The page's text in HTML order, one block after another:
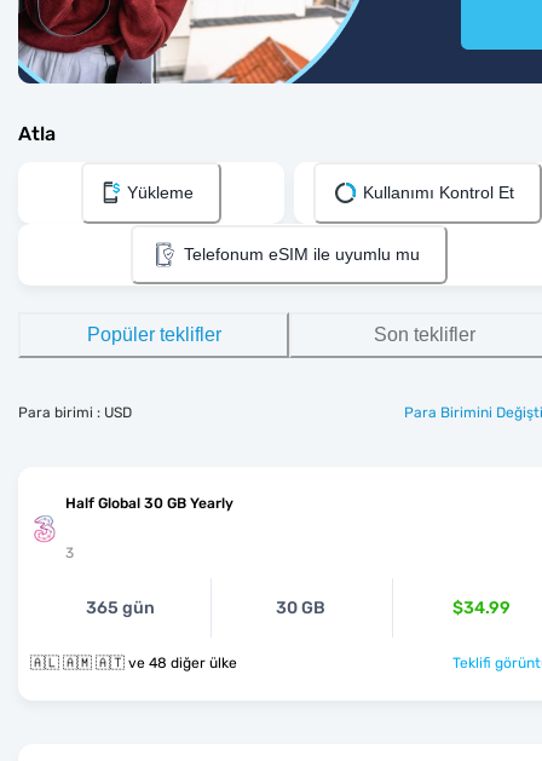
Atla
Yükleme Kullanımı Kontrol Et
Telefonum eSIM ile uyumlu mu
Popüler teklifler Son teklifler
Para birimi : USD Para Birimini
Half Global 30 GB Yearly
3
365 gün 30 GB $34.99
🇦🇱 🇦🇲 🇦🇹 ve 48 diğer ülke Teklifi